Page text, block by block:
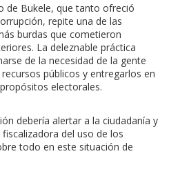
de Bukele, que tanto ofreció
repite una de las
burdas que cometieron
La deleznable práctica
de la necesidad de la gente
públicos y entregarlos en
electorales.
debería alertar a la ciudadanía y
del uso de los
todo en este situación de